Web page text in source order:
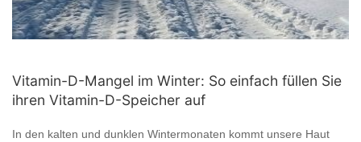
Vitamin-D-Mangel im Winter: So einfach füllen Sie
ihren Vitamin-D-Speicher auf
In den kalten und dunklen Wintermonaten kommt unsere Haut